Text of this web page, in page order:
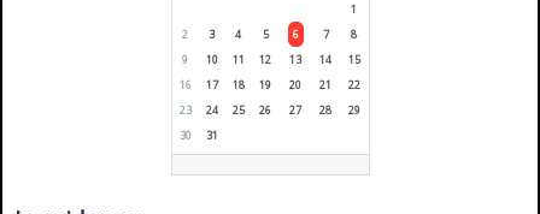
1
2
3 4 5 6 7
8
9
10 11 12 13 14
15
16
17 18 19 20 21
22
23
24 25 26 27 28
29
30
31